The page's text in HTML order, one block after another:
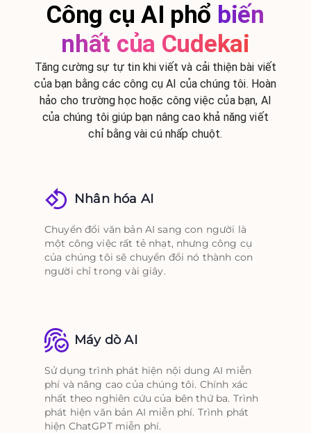
Công cụ AI phổ biến
nhất của Cudekai
Tăng cường sự tự tin khi viết và cải thiện bài viết
của bạn bằng các công cụ AI của chúng tôi. Hoàn
hảo cho trường học hoặc công việc của bạn, AI
của chúng tôi giúp bạn nâng cao khả năng viết
chỉ bằng vài cú nhấp chuột.
Nhân hóa AI
Chuyển đổi văn bản AI sang con người là
một công việc rất tẻ nhạt, nhưng công cụ
của chúng tôi sẽ chuyển đổi nó thành con
người chỉ trong vài giây.
Máy dò AI
Sử dụng trình phát hiện nội dung AI miễn
phí và nâng cao của chúng tôi. Chính xác
nhất theo nghiên cứu của bên thứ ba. Trình
phát hiện văn bản AI miễn phí. Trình phát
hiện ChatGPT miễn phí.